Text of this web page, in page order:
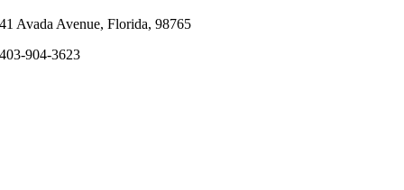
41 Avada Avenue, Florida, 98765
403-904-3623